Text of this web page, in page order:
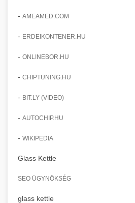
- AMEAMED.COM
- ERDEIKONTENER.HU
- ONLINEBOR.HU
- CHIPTUNING.HU
- BIT.LY (VIDEO)
- AUTOCHIP.HU
- WIKIPEDIA
Glass Kettle
SEO ÜGYNÖKSÉG
glass kettle